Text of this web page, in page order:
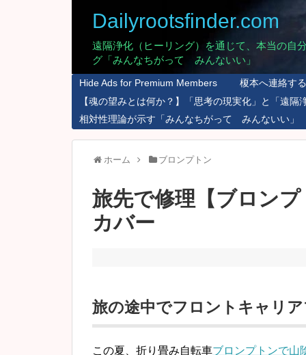
Dailyrootsfinder.com
遠隔浄化（ヒーリング）を通じて、本当の
グ「みんなちがって みんないい」
Hide Ads for Premium Members
榎本へ連絡す
【魂の望みとは何か？】「思考の現実化」と「遠隔
相対性理論が示す「みんなちがって みんないい」
ホーム ブロンプトン
旅先で修理【ブロン
カバー
旅の途中でフロントキャリ
この夏、折り畳み自転車ブロンプトンで山